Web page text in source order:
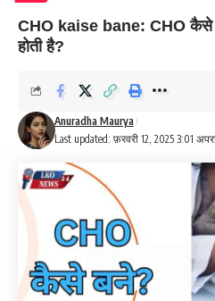
CHO kaise bane: CHO कैसे
होती है?
Last updated: फ़रवरी 12, 2025 3:01
Anuradha Maurya